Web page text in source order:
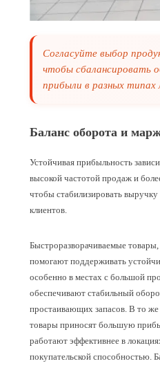
Согласуйте выбор
чтобы сбалансировать
прибыли в разных типах
Баланс оборота и
Устойчивая прибыльность
высокой частотой продаж и
чтобы стабилизировать выручку
клиентов.
Быстроразворачиваемые товары,
помогают поддерживать
особенно в местах с большой
обеспечивают стабильный
простаивающих запасов. В то
товары приносят большую
работают эффективнее в
покупательской способностью.